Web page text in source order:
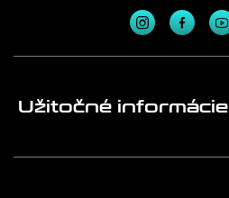
Užitočné informácie